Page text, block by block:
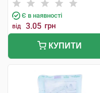
Є в наявності
від 3.05 грн
КУПИТИ